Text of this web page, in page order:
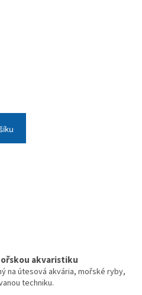
akvaristiku
na útesová akvária, mořské ryby,
techniku.